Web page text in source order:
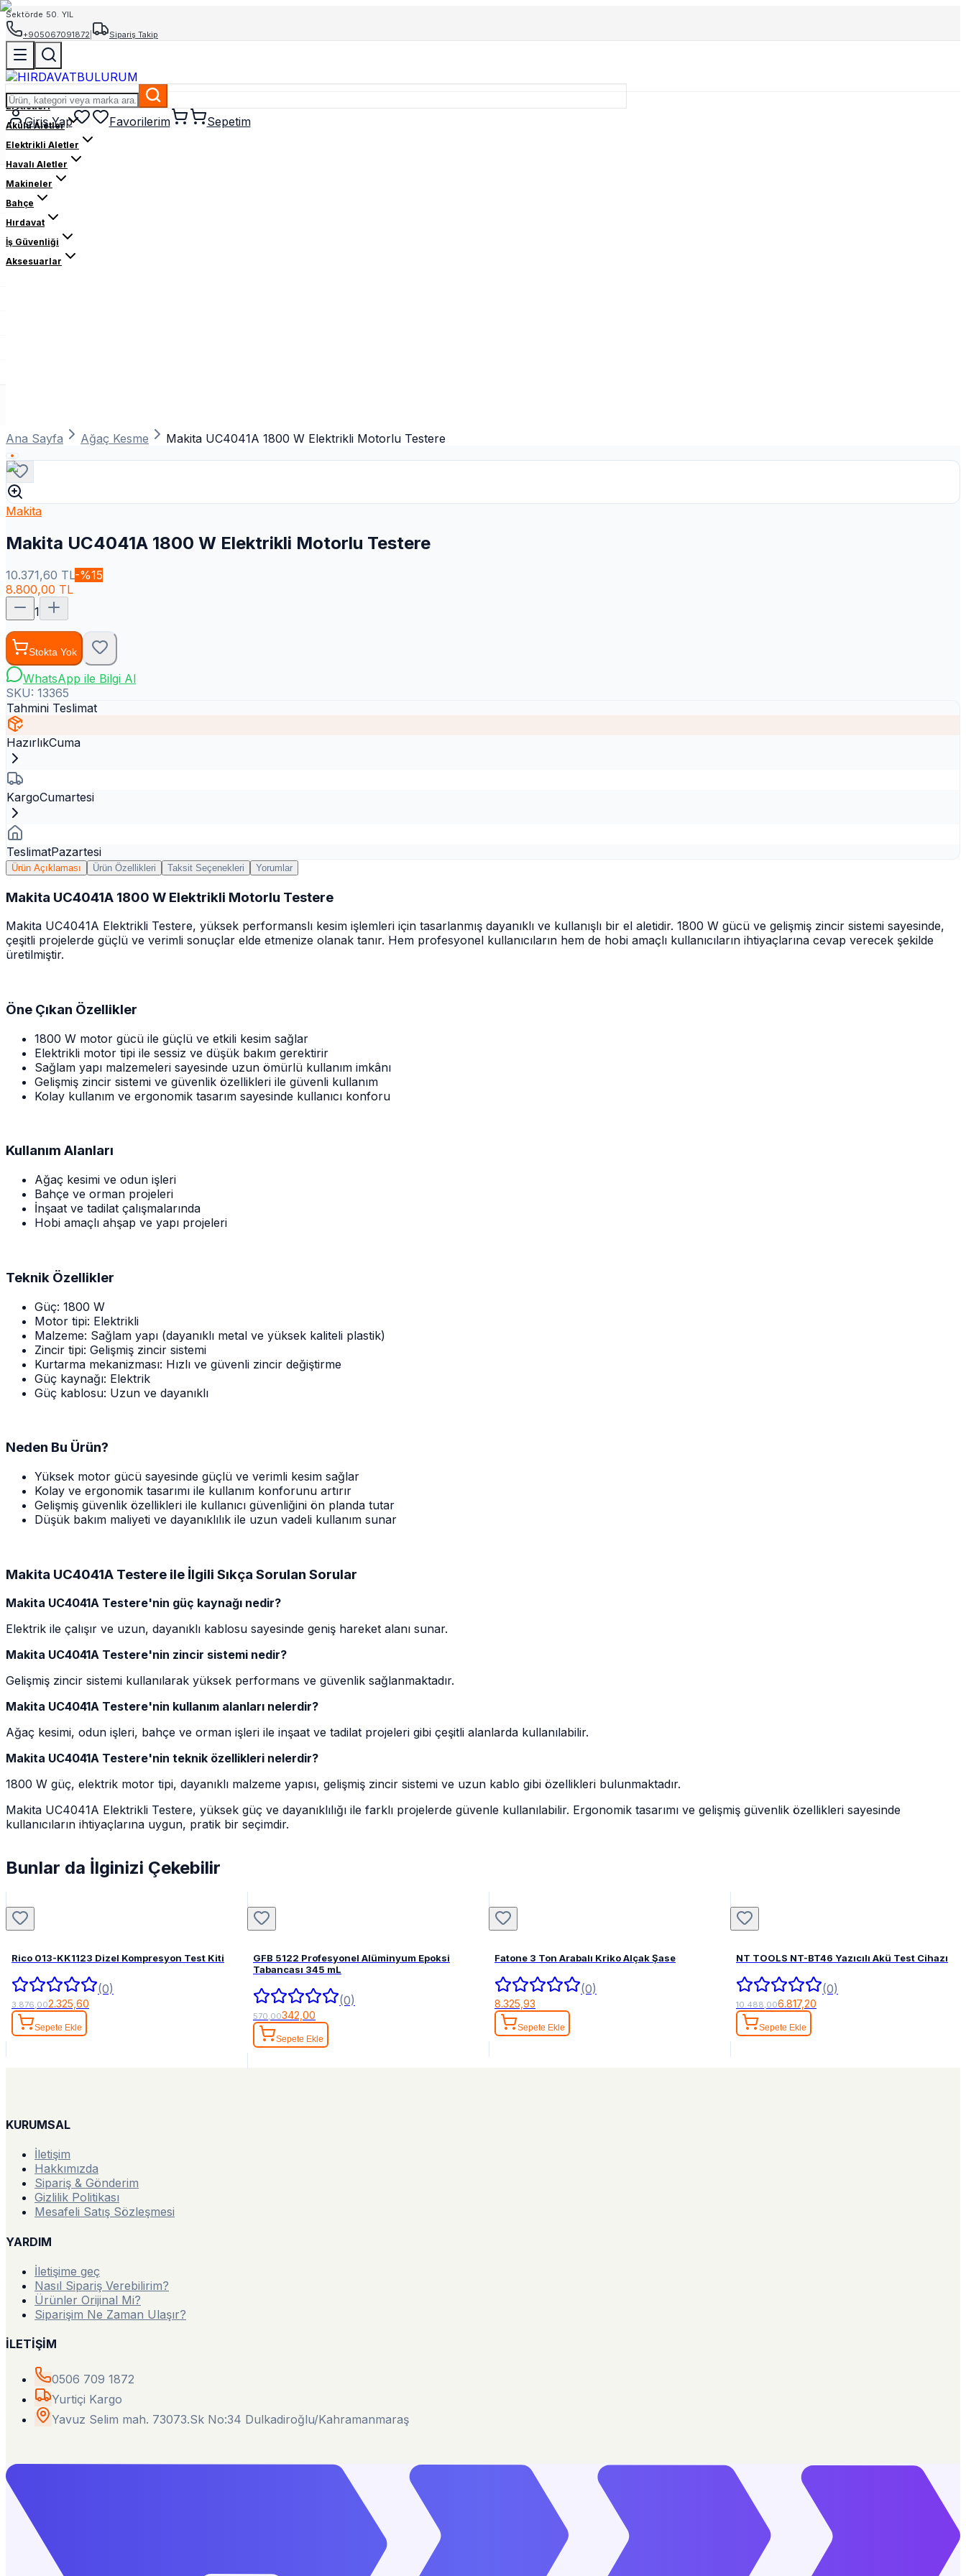
Sektörde 50. YIL
+905067091872
Sipariş Takip
Giriş Yap Favorilerim Sepetim
El Aletleri
Akülü Aletler
Elektrikli Aletler
Havalı Aletler
Makineler
Bahçe
Hırdavat
İş Güvenliği
Aksesuarlar
Ana Sayfa Ağaç Kesme Makita UC4041A 1800 W Elektrikli Motorlu Testere
Makita
Makita UC4041A 1800 W Elektrikli Motorlu Testere
10.371,60 TL-%15
8.800,00 TL
1
Stokta Yok
WhatsApp ile Bilgi Al
SKU: 13365
Tahmini Teslimat
HazırlıkCuma
KargoCumartesi
TeslimatPazartesi
Ürün Açıklaması Ürün Özellikleri Taksit Seçenekleri Yorumlar
Makita UC4041A 1800 W Elektrikli Motorlu Testere
Makita UC4041A Elektrikli Testere, yüksek performanslı kesim işlemleri için tasarlanmış dayanıklı ve kullanışlı bir el aletidir. 1800 W gücü ve gelişmiş zincir sistemi sayesinde,
çeşitli projelerde güçlü ve verimli sonuçlar elde etmenize olanak tanır. Hem profesyonel kullanıcıların hem de hobi amaçlı kullanıcıların ihtiyaçlarına cevap verecek şekilde
üretilmiştir.
Öne Çıkan Özellikler
1800 W motor gücü ile güçlü ve etkili kesim sağlar
Elektrikli motor tipi ile sessiz ve düşük bakım gerektirir
Sağlam yapı malzemeleri sayesinde uzun ömürlü kullanım imkânı
Gelişmiş zincir sistemi ve güvenlik özellikleri ile güvenli kullanım
Kolay kullanım ve ergonomik tasarım sayesinde kullanıcı konforu
Kullanım Alanları
Ağaç kesimi ve odun işleri
Bahçe ve orman projeleri
İnşaat ve tadilat çalışmalarında
Hobi amaçlı ahşap ve yapı projeleri
Teknik Özellikler
Güç: 1800 W
Motor tipi: Elektrikli
Malzeme: Sağlam yapı (dayanıklı metal ve yüksek kaliteli plastik)
Zincir tipi: Gelişmiş zincir sistemi
Kurtarma mekanizması: Hızlı ve güvenli zincir değiştirme
Güç kaynağı: Elektrik
Güç kablosu: Uzun ve dayanıklı
Neden Bu Ürün?
Yüksek motor gücü sayesinde güçlü ve verimli kesim sağlar
Kolay ve ergonomik tasarımı ile kullanım konforunu artırır
Gelişmiş güvenlik özellikleri ile kullanıcı güvenliğini ön planda tutar
Düşük bakım maliyeti ve dayanıklılık ile uzun vadeli kullanım sunar
Makita UC4041A Testere ile İlgili Sıkça Sorulan Sorular
Makita UC4041A Testere'nin güç kaynağı nedir?
Elektrik ile çalışır ve uzun, dayanıklı kablosu sayesinde geniş hareket alanı sunar.
Makita UC4041A Testere'nin zincir sistemi nedir?
Gelişmiş zincir sistemi kullanılarak yüksek performans ve güvenlik sağlanmaktadır.
Makita UC4041A Testere'nin kullanım alanları nelerdir?
Ağaç kesimi, odun işleri, bahçe ve orman işleri ile inşaat ve tadilat projeleri gibi çeşitli alanlarda kullanılabilir.
Makita UC4041A Testere'nin teknik özellikleri nelerdir?
1800 W güç, elektrik motor tipi, dayanıklı malzeme yapısı, gelişmiş zincir sistemi ve uzun kablo gibi özellikleri bulunmaktadır.
Makita UC4041A Elektrikli Testere, yüksek güç ve dayanıklılığı ile farklı projelerde güvenle kullanılabilir. Ergonomik tasarımı ve gelişmiş güvenlik özellikleri sayesinde
kullanıcıların ihtiyaçlarına uygun, pratik bir seçimdir.
Bunlar da İlginizi Çekebilir
Rico 013-KK1123 Dizel Kompresyon Test Kiti
(0)
3.876,002.325,60
Sepete Ekle
GFB 5122 Profesyonel Alüminyum Epoksi
Tabancası 345 mL
(0)
570,00342,00
Sepete Ekle
Fatone 3 Ton Arabalı Kriko Alçak Şase
(0)
8.325,93
Sepete Ekle
NT TOOLS NT-BT46 Yazıcılı Akü Test Cihazı
(0)
10.488,006.817,20
Sepete Ekle
KURUMSAL
İletişim
Hakkımızda
Sipariş & Gönderim
Gizlilik Politikası
Mesafeli Satış Sözleşmesi
YARDIM
İletişime geç
Nasıl Sipariş Verebilirim?
Ürünler Orijinal Mi?
Siparişim Ne Zaman Ulaşır?
İLETİŞİM
0506 709 1872
Yurtiçi Kargo
Yavuz Selim mah. 73073.Sk No:34 Dulkadiroğlu/Kahramanmaraş